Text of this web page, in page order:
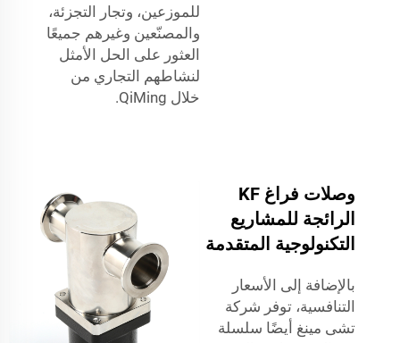
للموزعين، وتجار التجزئة،
والمصنّعين وغيرهم جميعًا
العثور على الحل الأمثل
لنشاطهم التجاري من
خلال QiMing.
وصلات فراغ KF
الرائجة للمشاريع
التكنولوجية المتقدمة
بالإضافة إلى الأسعار
التنافسية، توفر شركة
تشى مينغ أيضًا سلسلة